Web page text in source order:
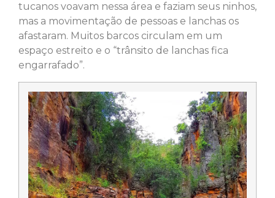
tucanos voavam nessa área e faziam seus ninhos,
mas a movimentação de pessoas e lanchas os
afastaram. Muitos barcos circulam em um
espaço estreito e o “trânsito de lanchas fica
engarrafado”.